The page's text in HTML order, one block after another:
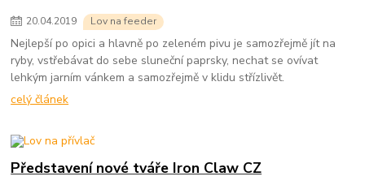
20.04.2019 Lov na feeder
Nejlepší po opici a hlavně po zeleném pivu je samozřejmě jít na
ryby, vstřebávat do sebe sluneční paprsky, nechat se ovívat
lehkým jarním vánkem a samozřejmě v klidu střízlivět.
celý článek
Představení nové tváře Iron Claw CZ